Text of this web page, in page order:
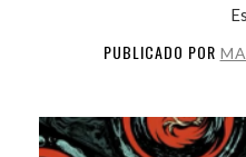
PUBLICADO POR